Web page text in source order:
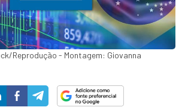
Reprodução - Montagem: Giovanna